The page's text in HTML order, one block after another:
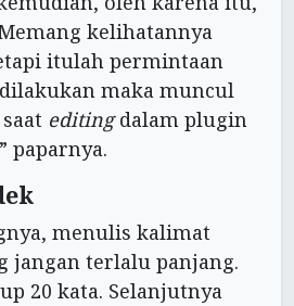
kelihatannya
itulah permintaan
dilakukan maka muncul
editingdalam plugin
paparnya.
menulis kalimat
jangan terlalu panjang.
20 kata. Selanjutnya